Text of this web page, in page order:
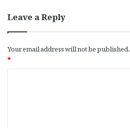
Leave a Reply
Your email address will not be published.
*